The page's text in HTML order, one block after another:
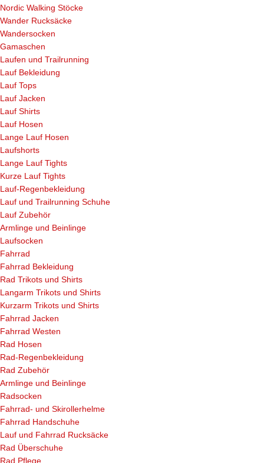
Nordic Walking Stöcke
Wander Rucksäcke
Wandersocken
Gamaschen
Laufen und Trailrunning
Lauf Bekleidung
Lauf Tops
Lauf Jacken
Lauf Shirts
Lauf Hosen
Lange Lauf Hosen
Laufshorts
Lange Lauf Tights
Kurze Lauf Tights
Lauf-Regenbekleidung
Lauf und Trailrunning Schuhe
Lauf Zubehör
Armlinge und Beinlinge
Laufsocken
Fahrrad
Fahrrad Bekleidung
Rad Trikots und Shirts
Langarm Trikots und Shirts
Kurzarm Trikots und Shirts
Fahrrad Jacken
Fahrrad Westen
Rad Hosen
Rad-Regenbekleidung
Rad Zubehör
Armlinge und Beinlinge
Radsocken
Fahrrad- und Skirollerhelme
Fahrrad Handschuhe
Lauf und Fahrrad Rucksäcke
Rad Überschuhe
Rad Pflege